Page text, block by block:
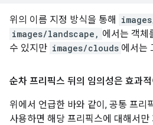
위의 이름 지정 방식을 통해
images/landscape, 에서는 객체
수 있지만 images/clouds 에서는
순차 프리픽스 뒤의 임의성은 효과
위에서 언급한 바와 같이, 공통 프리
사용하면 해당 프리픽스에 대해서만